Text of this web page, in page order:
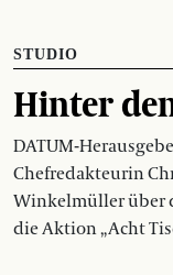
STUDIO
Hinter
DATUM-
Chefredakteurin
Winkelmüller über
die Aktion „Acht